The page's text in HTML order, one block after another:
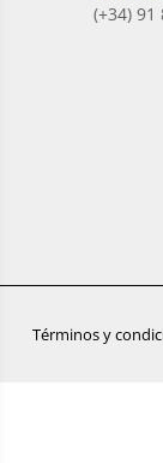
(+34) 91
Términos y